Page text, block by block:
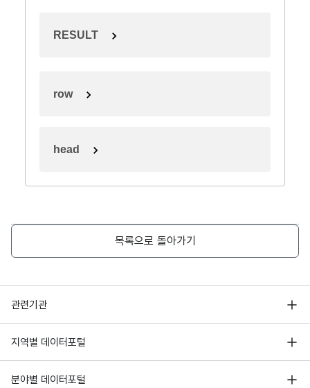
RESULT
row
head
목록으로 돌아가기
관련기관
행정안전부
한국지능정보사회진흥원
국가정보자원관리원
지역별 데이터포털
서울 열린데이터광장
경기데이터드림
분야별 데이터포털
기상자료개방포털